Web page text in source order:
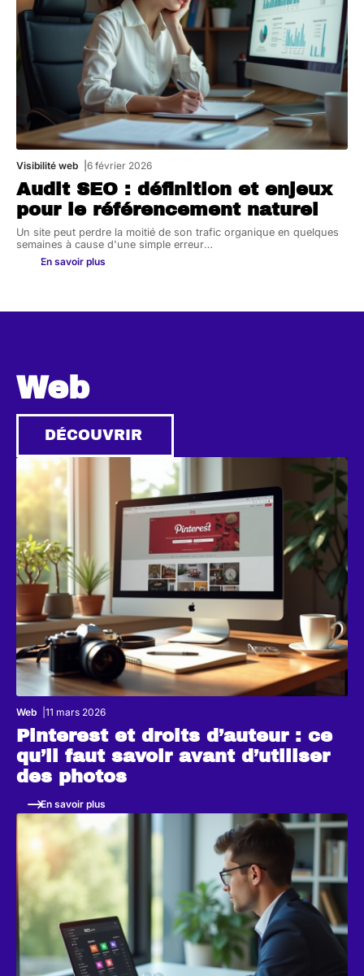
Visibilité web 6 février 2026
Audit SEO : définition et enjeux
pour le référencement naturel
Un site peut perdre la moitié de son trafic organique en quelques
semaines à cause d'une simple erreur…
En savoir plus
Web
DÉCOUVRIR
Web 11 mars 2026
Pinterest et droits d’auteur : ce
qu’il faut savoir avant d’utiliser
des photos
En savoir plus